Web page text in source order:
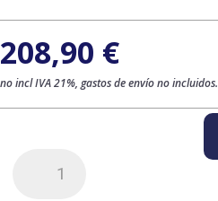
208,90 €
no incl IVA 21%, gastos de envío no incluidos.